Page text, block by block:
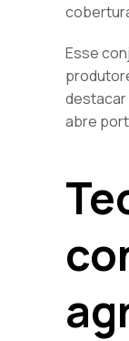
Esse
destacar
abre